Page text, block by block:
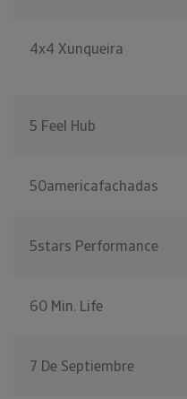
4x4 Xunqueira
5 Feel Hub
50americafachadas
5stars Performance
60 Min. Life
7 De Septiembre